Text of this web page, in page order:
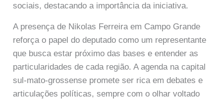
sociais, destacando a importância da iniciativa.
A presença de Nikolas Ferreira em Campo Grande
reforça o papel do deputado como um representante
que busca estar próximo das bases e entender as
particularidades de cada região. A agenda na capital
sul-mato-grossense promete ser rica em debates e
articulações políticas, sempre com o olhar voltado